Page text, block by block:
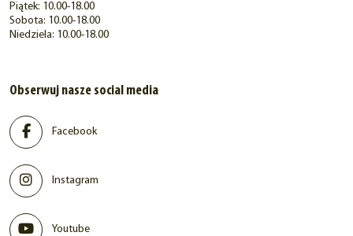
Piątek: 10.00-18.00
Sobota: 10.00-18.00
Niedziela: 10.00-18.00
Obserwuj nasze social media
Facebook
Instagram
Youtube